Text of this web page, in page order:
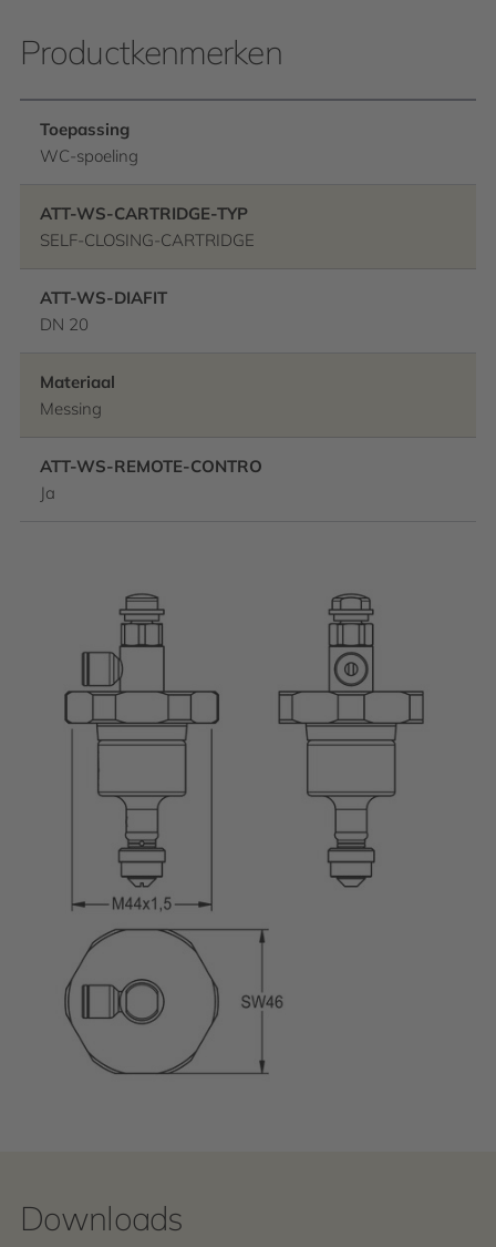
Productkenmerken
Toepassing
WC-spoeling
ATT-WS-CARTRIDGE-TYP
SELF-CLOSING-CARTRIDGE
ATT-WS-DIAFIT
DN 20
Materiaal
Messing
ATT-WS-REMOTE-CONTRO
Ja
Downloads